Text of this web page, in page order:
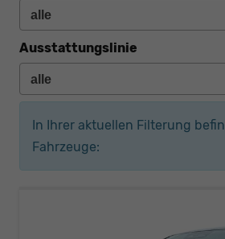
Ausstattungslinie
In Ihrer aktuellen Filterung
Fahrzeuge: